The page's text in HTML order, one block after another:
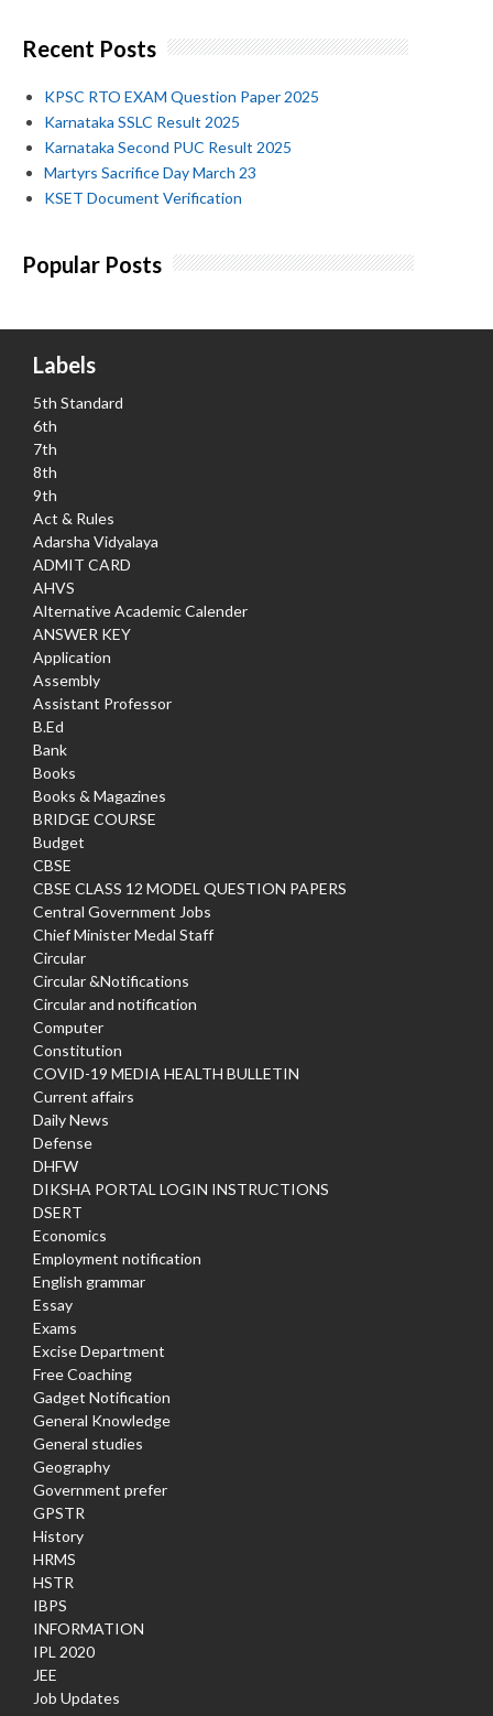
Recent Posts
KPSC RTO EXAM Question Paper 2025
Karnataka SSLC Result 2025
Karnataka Second PUC Result 2025
Martyrs Sacrifice Day March 23
KSET Document Verification
Popular Posts
Labels
5th Standard
6th
7th
8th
9th
Act & Rules
Adarsha Vidyalaya
ADMIT CARD
AHVS
Alternative Academic Calender
ANSWER KEY
Application
Assembly
Assistant Professor
B.Ed
Bank
Books
Books & Magazines
BRIDGE COURSE
Budget
CBSE
CBSE CLASS 12 MODEL QUESTION PAPERS
Central Government Jobs
Chief Minister Medal Staff
Circular
Circular &Notifications
Circular and notification
Computer
Constitution
COVID-19 MEDIA HEALTH BULLETIN
Current affairs
Daily News
Defense
DHFW
DIKSHA PORTAL LOGIN INSTRUCTIONS
DSERT
Economics
Employment notification
English grammar
Essay
Exams
Excise Department
Free Coaching
Gadget Notification
General Knowledge
General studies
Geography
Government prefer
GPSTR
History
HRMS
HSTR
IBPS
INFORMATION
IPL 2020
JEE
Job Updates